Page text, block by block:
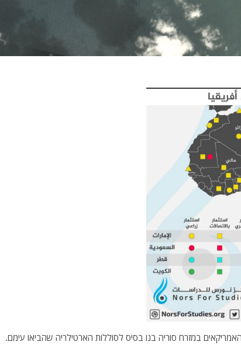
במזרח סוריה בנו בסיס לסוללות הארטילריה שהביאו עימם.